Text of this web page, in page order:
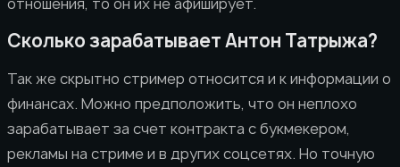
Сколько зарабатывает Антон Татрыжа?
Так же скрытно стример относится и к информации о
финансах. Можно предположить, что он неплохо
зарабатывает за счет контракта с букмекером,
рекламы на стриме и в других соцсетях. Но точную